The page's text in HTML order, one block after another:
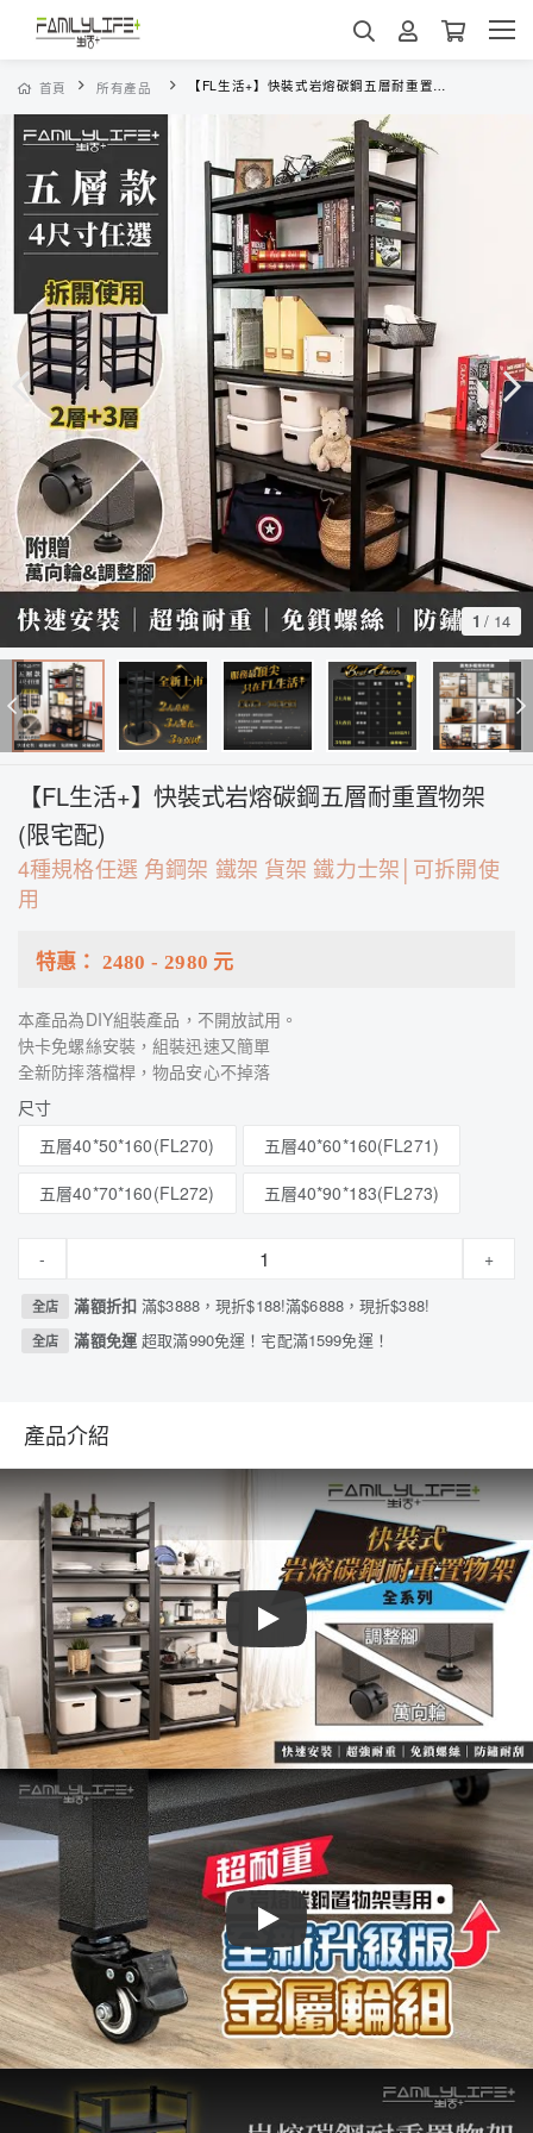
首頁 所有產品 【FL生活+】快裝式岩熔碳鋼五層耐重置物架(限宅配)
1 / 14
【FL生活+】快裝式岩熔碳鋼五層耐重置物架
(限宅配)
4種規格任選 角鋼架 鐵架 貨架 鐵力士架│可拆開使
用
特惠： 2480 - 2980 元
本產品為DIY組裝產品，不開放試用。
快卡免螺絲安裝，組裝迅速又簡單
全新防摔落檔桿，物品安心不掉落
尺寸
五層40*50*160(FL270)
五層40*60*160(FL271)
五層40*70*160(FL272)
五層40*90*183(FL273)
- +
全店 滿額折扣滿$3888，現折$188!滿$6888，現折$388!
全店 滿額免運超取滿990免運！宅配滿1599免運！
產品介紹
Play
Play